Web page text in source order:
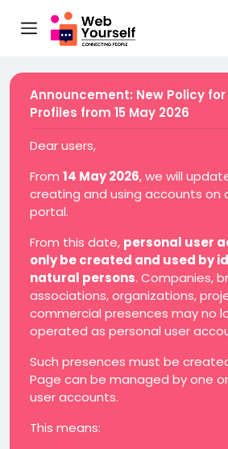
Announcement: New Policy
Profiles from 15 May 2026
Dear users,
From 14 May 2026, we will
creating and using accounts on
portal.
From this date, personal user
only be created and used by
natural persons. Companies,
associations, organizations,
commercial presences may no
operated as personal user
Such presences must be
Page can be managed by one
user accounts.
This means: